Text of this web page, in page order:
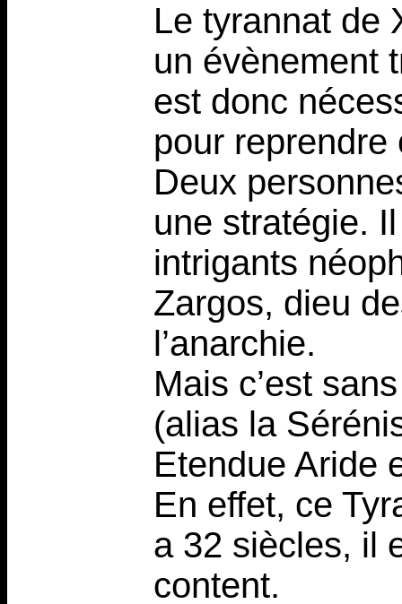
Le tyrannat de
un évènement
est donc
pour
Deux
une stratégie.
intrigants
Zargos, dieu
l’anarchie.
Mais c’est
(alias la
Etendue Aride
En effet, ce
a 32 siècles, il
content.